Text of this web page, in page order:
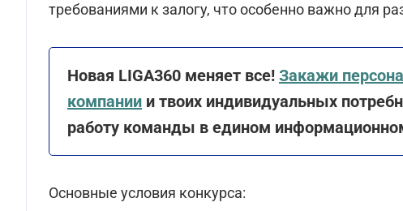
требованиями к залогу, что особенно важно для
Новая LIGA360 меняет все! Закажи
компании и твоих индивидуальных
работу команды в едином
Основные условия конкурса: